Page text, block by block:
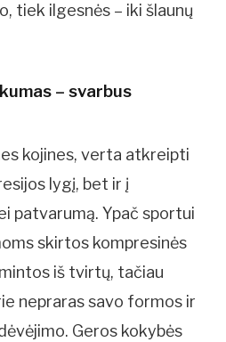
tiek ilgesnės – iki šlaunų
– svarbus
kojines, verta atkreipti
lygį, bet ir į
patvarumą. Ypač sportui
skirtos kompresinės
iš tvirtų, tačiau
nepraras savo formos ir
Geros kokybės